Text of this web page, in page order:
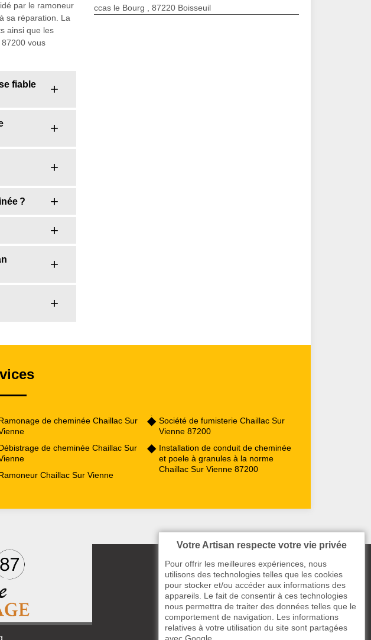
par le ramoneur
sa réparation. La
ainsi que les
87200 vous
fiable
?
ccas le Bourg , 87220 Boisseuil
de cheminée Chaillac Sur
de cheminée Chaillac Sur
Chaillac Sur Vienne
Société de fumisterie Chaillac Sur
Vienne 87200
Installation de conduit de cheminée
et poele à granules à la norme
Chaillac Sur Vienne 87200
Votre Artisan respecte votre vie privée
Pour offrir les meilleures expériences, nous
utilisons des technologies telles que les cookies
pour stocker et/ou accéder aux informations des
appareils. Le fait de consentir à ces technologies
nous permettra de traiter des données telles que le
comportement de navigation. Les informations
relatives à votre utilisation du site sont partagées